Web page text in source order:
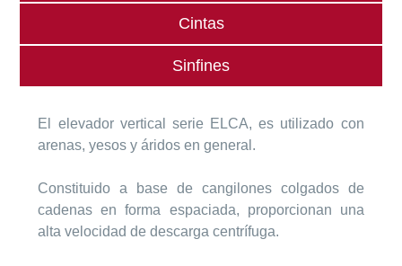
Cintas
Sinfines
El elevador vertical serie ELCA, es utilizado con
arenas, yesos y áridos en general.
Constituido a base de cangilones colgados de
cadenas en forma espaciada, proporcionan una
alta velocidad de descarga centrífuga.